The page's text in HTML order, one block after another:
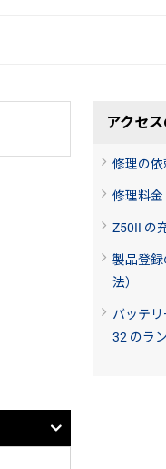
アクセ
修理の
修理料
Z50II の
製品登
法）
バッテ
32 のラ